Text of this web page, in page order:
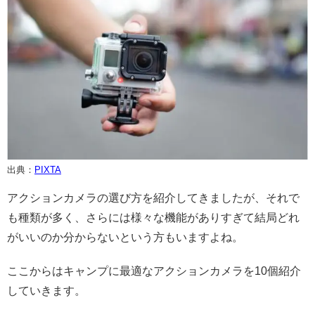
出典： PIXTA
アクションカメラの選び方を紹介してきましたが、それで
も種類が多く、さらには様々な機能がありすぎて結局どれ
がいいのか分からないという方もいますよね。
ここからはキャンプに最適なアクションカメラを10個紹介
していきます。